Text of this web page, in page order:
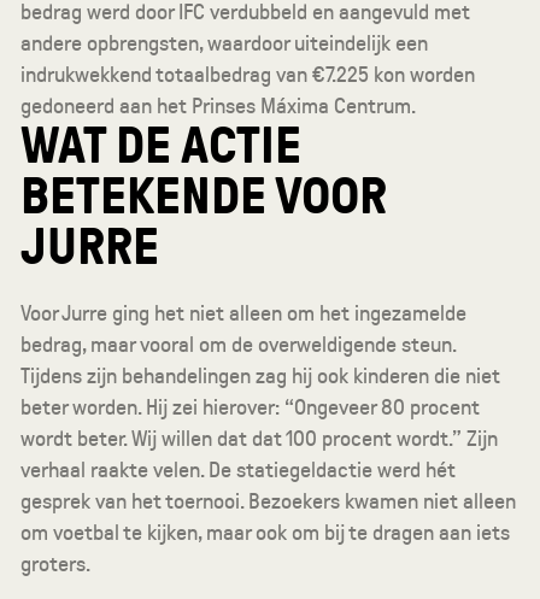
bedrag werd door IFC verdubbeld en aangevuld met
andere opbrengsten, waardoor uiteindelijk een
indrukwekkend totaalbedrag van €7.225 kon worden
gedoneerd aan het Prinses Máxima Centrum.
WAT DE ACTIE
BETEKENDE VOOR
JURRE
Voor Jurre ging het niet alleen om het ingezamelde
bedrag, maar vooral om de overweldigende steun.
Tijdens zijn behandelingen zag hij ook kinderen die niet
beter worden. Hij zei hierover: “Ongeveer 80 procent
wordt beter. Wij willen dat dat 100 procent wordt.” Zijn
verhaal raakte velen. De statiegeldactie werd hét
gesprek van het toernooi. Bezoekers kwamen niet alleen
om voetbal te kijken, maar ook om bij te dragen aan iets
groters.